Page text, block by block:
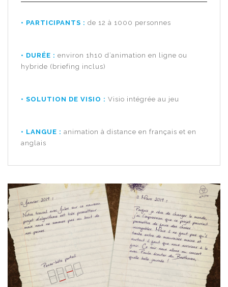
• PARTICIPANTS : de 12 à 1000 personnes
• DURÉE : environ 1h10 d’animation en ligne ou
hybride (briefing inclus)
• SOLUTION DE VISIO : Visio intégrée au jeu
• LANGUE : animation à distance en français et en
anglais